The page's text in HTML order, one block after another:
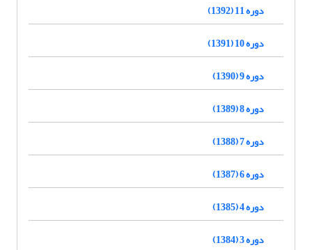
دوره 11 (1392)
دوره 10 (1391)
دوره 9 (1390)
دوره 8 (1389)
دوره 7 (1388)
دوره 6 (1387)
دوره 4 (1385)
دوره 3 (1384)